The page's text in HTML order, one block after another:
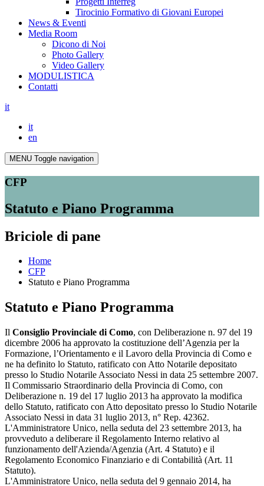
Tirocinio Formativo di Giovani Europei
News & Eventi
Media Room
Dicono di Noi
Photo Gallery
Video Gallery
MODULISTICA
Contatti
it
it
en
MENU Toggle navigation
CFP
Statuto e Piano Programma
Briciole di pane
Home
CFP
Statuto e Piano Programma
Statuto e Piano Programma
Il Consiglio Provinciale di Como, con Deliberazione n. 97 del 19
dicembre 2006 ha approvato la costituzione dell’Agenzia per la
Formazione, l’Orientamento e il Lavoro della Provincia di Como e
ne ha definito lo Statuto, ratificato con Atto Notarile depositato
presso lo Studio Notarile Associato Nessi in data 25 settembre 2007.
Il Commissario Straordinario della Provincia di Como, con
Deliberazione n. 19 del 17 luglio 2013 ha approvato la modifica
dello Statuto, ratificato con Atto depositato presso lo Studio Notarile
Associato Nessi in data 31 luglio 2013, n° Rep. 42362.
L'Amministratore Unico, nella seduta del 23 settembre 2013, ha
provveduto a deliberare il Regolamento Interno relativo al
funzionamento dell'Azienda/Agenzia (Art. 4 Statuto) e il
Regolamento Economico Finanziario e di Contabilità (Art. 11
Statuto).
L'Amministratore Unico, nella seduta del 9 gennaio 2014, ha